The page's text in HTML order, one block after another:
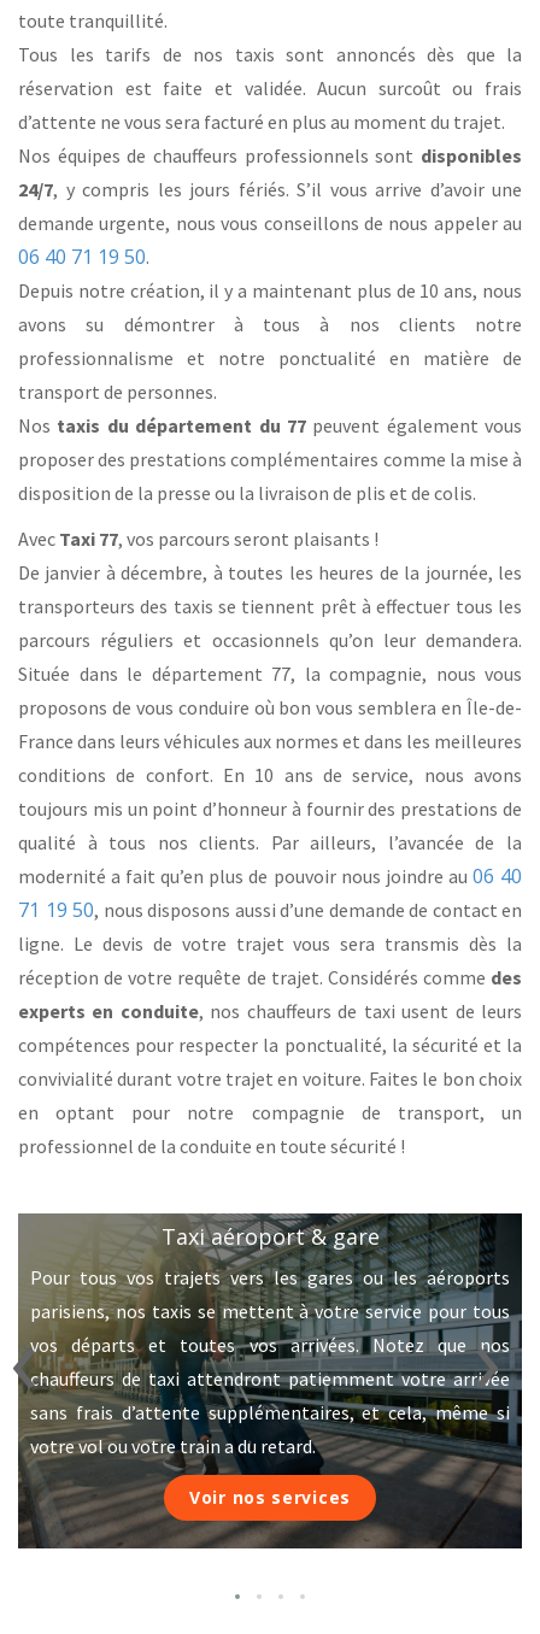
toute tranquillité.
Tous les tarifs de nos taxis sont annoncés dès que la
réservation est faite et validée. Aucun surcoût ou frais
d’attente ne vous sera facturé en plus au moment du trajet.
Nos équipes de chauffeurs professionnels sont disponibles
24/7, y compris les jours fériés. S’il vous arrive d’avoir une
demande urgente, nous vous conseillons de nous appeler au
06 40 71 19 50.
Depuis notre création, il y a maintenant plus de 10 ans, nous
avons su démontrer à tous à nos clients notre
professionnalisme et notre ponctualité en matière de
transport de personnes.
Nos taxis du département du 77peuvent également vous
proposer des prestations complémentaires comme la mise à
disposition de la presse ou la livraison de plis et de colis.
Avec Taxi 77, vos parcours seront plaisants !
De janvier à décembre, à toutes les heures de la journée, les
transporteurs des taxis se tiennent prêt à effectuer tous les
parcours réguliers et occasionnels qu’on leur demandera.
Située dans le département 77, la compagnie, nous vous
proposons de vous conduire où bon vous semblera en Île-de-
France dans leurs véhicules aux normes et dans les meilleures
conditions de confort. En 10 ans de service, nous avons
toujours mis un point d’honneur à fournir des prestations de
qualité à tous nos clients. Par ailleurs, l’avancée de la
modernité a fait qu’en plus de pouvoir nous joindre au 06 40
71 19 50, nous disposons aussi d’une demande de contact en
ligne. Le devis de votre trajet vous sera transmis dès la
réception de votre requête de trajet. Considérés comme des
experts en conduite, nos chauffeurs de taxi usent de leurs
compétences pour respecter la ponctualité, la sécurité et la
convivialité durant votre trajet en voiture. Faites le bon choix
en optant pour notre compagnie de transport, un
professionnel de la conduite en toute sécurité !
Taxi aéroport & gare
Pour tous vos trajets vers les gares ou les aéroports
parisiens, nos taxis se mettent à votre service pour tous
vos départs et toutes vos arrivées. Notez que nos
chauffeurs de taxi attendront patiemment votre arrivée
sans frais d’attente supplémentaires, et cela, même si
votre vol ou votre train a du retard.
Voir nos services
‹ ›